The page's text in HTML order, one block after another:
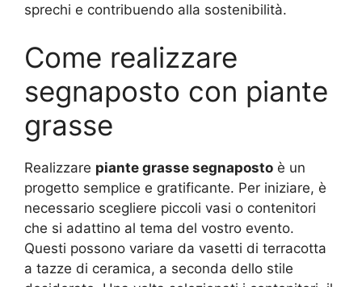
sprechi e contribuendo alla sostenibilità.
Come realizzare
segnaposto con piante
grasse
Realizzare piante grasse segnaposto è un
progetto semplice e gratificante. Per iniziare, è
necessario scegliere piccoli vasi o contenitori
che si adattino al tema del vostro evento.
Questi possono variare da vasetti di terracotta
a tazze di ceramica, a seconda dello stile